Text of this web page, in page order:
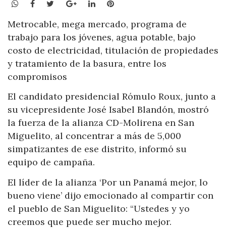
WhatsApp
Facebook
TwitterGoogle+LinkedInPinterest
Metrocable, mega mercado, programa de
trabajo para los jóvenes, agua potable, bajo
costo de electricidad, titulación de propiedades
y tratamiento de la basura, entre los
compromisos
El candidato presidencial Rómulo Roux, junto a
su vicepresidente José Isabel Blandón, mostró
la fuerza de la alianza CD-Molirena en San
Miguelito, al concentrar a más de 5,000
simpatizantes de ese distrito, informó su
equipo de campaña.
El líder de la alianza ‘Por un Panamá mejor, lo
bueno viene’ dijo emocionado al compartir con
el pueblo de San Miguelito: “Ustedes y yo
creemos que puede ser mucho mejor.